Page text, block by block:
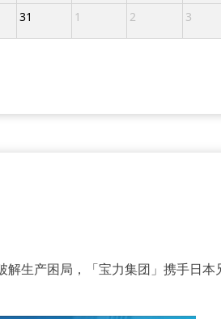
31 1 2 3
生产困局，「宝力集团」携手日